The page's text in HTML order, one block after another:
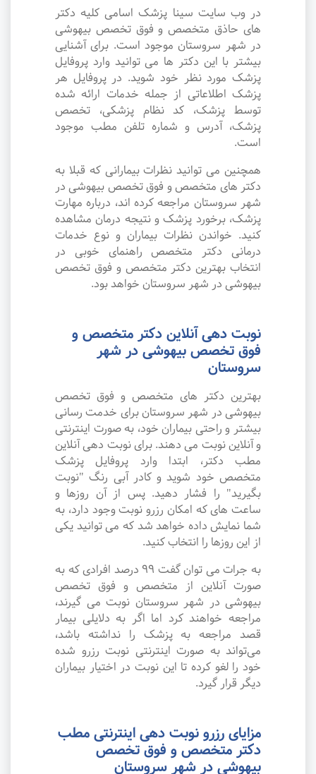
در وب سایت سینا پزشک اسامی کلیه دکتر
های حاذق متخصص و فوق تخصص بیهوشی
در شهر سروستان موجود است. برای آشنایی
بیشتر با این دکتر ها می توانید وارد پروفایل
پزشک مورد نظر خود شوید. در پروفایل هر
پزشک اطلاعاتی از جمله خدمات ارائه شده
توسط پزشک، کد نظام پزشکی، تخصص
پزشک، آدرس و شماره تلفن مطب موجود
است.
همچنین می توانید نظرات بیمارانی که قبلا به
دکتر های متخصص و فوق تخصص بیهوشی در
شهر سروستان مراجعه کرده اند، درباره مهارت
پزشک، برخورد پزشک و نتیجه درمان مشاهده
کنید. خواندن نظرات بیماران و نوع خدمات
درمانی دکتر متخصص راهنمای خوبی در
انتخاب بهترین دکتر متخصص و فوق تخصص
بیهوشی در شهر سروستان خواهد بود.
نوبت دهی آنلاین دکتر متخصص و
فوق تخصص بیهوشی در شهر
سروستان
بهترین دکتر های متخصص و فوق تخصص
بیهوشی در شهر سروستان برای خدمت رسانی
بیشتر و راحتی بیماران خود، به صورت اینترنتی
و آنلاین نوبت می دهند. برای نوبت دهی آنلاین
مطب دکتر، ابتدا وارد پروفایل پزشک
متخصص خود شوید و کادر آبی رنگ "نوبت
بگیرید" را فشار دهید. پس از آن روزها و
ساعت های که امکان رزرو نوبت وجود دارد، به
شما نمایش داده خواهد شد که می توانید یکی
از این روزها را انتخاب کنید.
به جرات می‌ توان گفت ۹۹ درصد افرادی که به
صورت آنلاین از متخصص و فوق تخصص
بیهوشی در شهر سروستان نوبت می گیرند،
مراجعه خواهند کرد اما اگر به دلایلی بیمار
قصد مراجعه به پزشک را نداشته باشد،
می‌تواند به صورت اینترنتی نوبت رزرو شده
خود را لغو کرده تا این نوبت در اختیار بیماران
دیگر قرار گیرد.
مزایای رزرو نوبت دهی اینترنتی مطب
دکتر متخصص و فوق تخصص
بیهوشی در شهر سروستان